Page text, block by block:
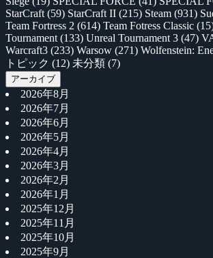
StarCraft (59) StarCraft II (215) Steam (931)
Team Fortress 2 (614) Team Fotress Classic
Tournament (133) Unreal Tournament 3 (47)
Warcraft3 (233) Warsow (271) Wolfenstein:
トピック (12) 未分類 (7)
アーカイブ
2026年8月
2026年7月
2026年6月
2026年5月
2026年4月
2026年3月
2026年2月
2026年1月
2025年12月
2025年11月
2025年10月
2025年9月